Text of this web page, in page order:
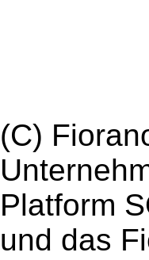
(C)
Platform
und das